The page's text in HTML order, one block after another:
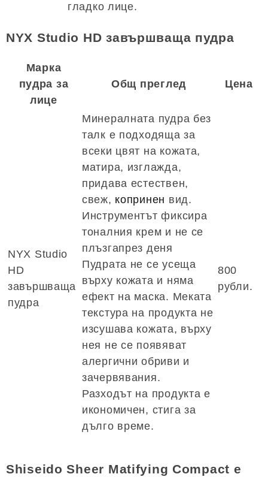
гладко лице.
NYX Studio HD завършваща пудра
Марка
пудра за
лице
Общ преглед Цена
NYX Studio
HD
завършваща
пудра
Минералната пудра без
талк е подходяща за
всеки цвят на кожата,
матира, изглажда,
придава естествен,
свеж, копринен вид.
Инструментът фиксира
тоналния крем и не се
плъзгапрез деня
Пудрата не се усеща
върху кожата и няма
ефект на маска. Меката
текстура на продукта не
изсушава кожата, върху
нея не се появяват
алергични обриви и
зачервявания.
Разходът на продукта е
икономичен, стига за
дълго време.
800
рубли.
Shiseido Sheer Matifying Compact е